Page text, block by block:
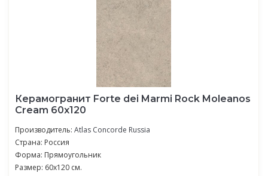
Керамогранит Forte dei Marmi Rock Moleanos
Cream 60x120
Производитель: Atlas Concorde Russia
Страна: Россия
Форма: Прямоугольник
Размер: 60x120 см.